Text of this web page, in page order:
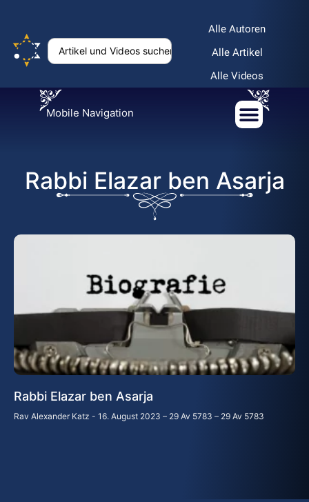
Alle Autoren
Alle Artikel
Alle Videos
Mobile Navigation
Rabbi Elazar ben Asarja
Rabbi Elazar ben Asarja
Rav Alexander Katz 16. August 2023 – 29 Av 5783 – 29 Av 5783